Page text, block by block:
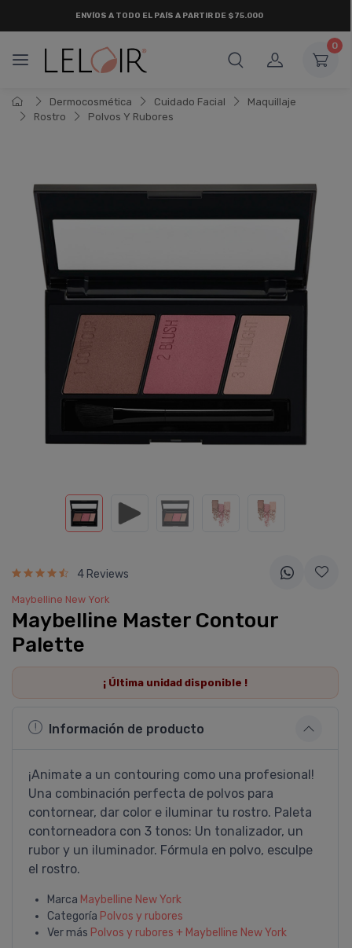
0
Dermocosmética Cuidado Facial
Maquillaje
Rostro
Polvos Y Rubores
4 Reviews
Maybelline New York
Maybelline Master Contour
Palette
¡ Última unidad disponible !
Información de producto
¡Animate a un contouring como una profesional!
Una combinación perfecta de polvos para
contornear, dar color e iluminar tu rostro. Paleta
contorneadora con 3 tonos: Un tonalizador, un
rubor y un iluminador. Fórmula en polvo, esculpe
el rostro.
Marca Maybelline New York
Categoría Polvos y rubores
Ver más Polvos y rubores + Maybelline New York